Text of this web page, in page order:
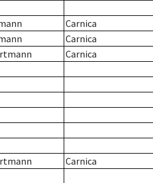
Carnica
Carnica
Carnica
Carnica